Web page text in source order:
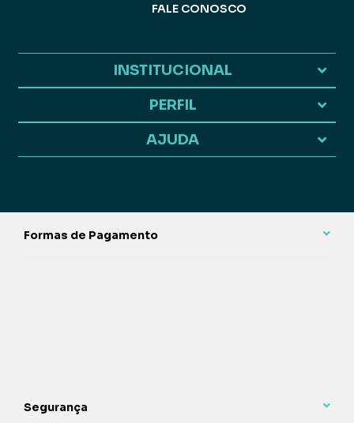
FALE CONOSCO
INSTITUCIONAL
PERFIL
AJUDA
Formas de Pagamento
Segurança